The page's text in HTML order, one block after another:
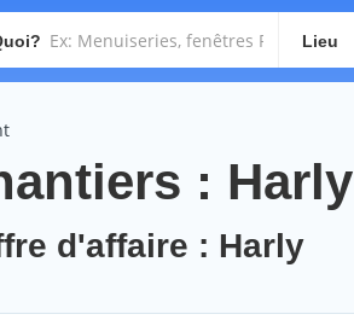
Lieu
: Harly
d'affaire : Harly